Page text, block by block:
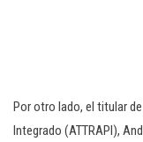
Por otro lado, el titular
Integrado (ATTRAPI),